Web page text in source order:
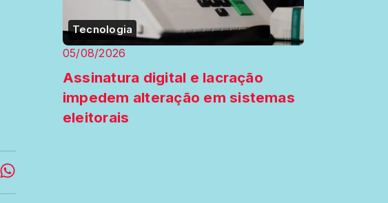
Tecnologia
05/08/2026
Assinatura digital e lacração
impedem alteração em sistemas
eleitorais